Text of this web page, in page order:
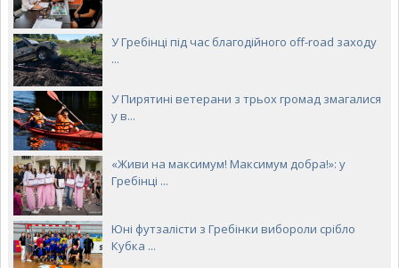
У Гребінці під час благодійного off-road заходу
...
У Пирятині ветерани з трьох громад змагалися
у в...
«Живи на максимум! Максимум добра!»: у
Гребінці ...
Юні футзалісти з Гребінки вибороли срібло
Кубка ...